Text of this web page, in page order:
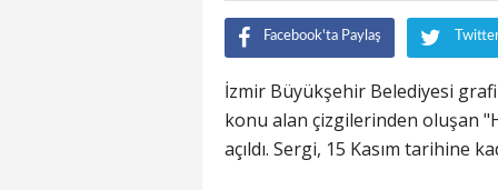
Facebook'ta Paylaş
İzmir Büyükşehir Belediyesi
konu alan çizgilerinden oluşan
açıldı. Sergi, 15 Kasım tarihine